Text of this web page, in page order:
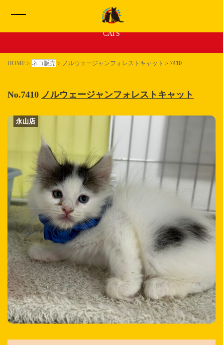
わたしたちについて
サービス
お問い合わせ
新着 子猫ちゃん
CATS
HOME > ネコ販売 > ノルウェージャンフォレストキャット > 7410
No.7410 ノルウェージャンフォレストキャット
永山店
永山店